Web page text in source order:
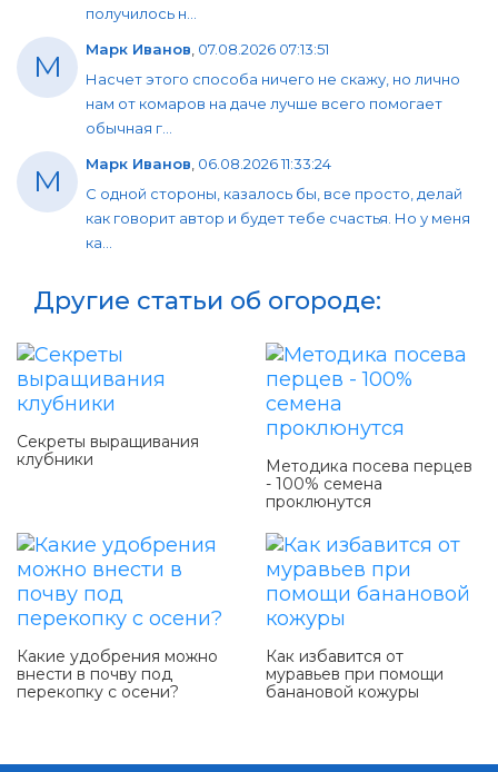
получилось н...
М Марк Иванов 07.08.2026 07:13:51
Насчет этого способа ничего не скажу, но лично
нам от комаров на даче лучше всего помогает
обычная г...
М Марк Иванов 06.08.2026 11:33:24
С одной стороны, казалось бы, все просто, делай
как говорит автор и будет тебе счастья. Но у меня
ка...
Другие статьи об огороде:
Секреты выращивания
клубники
Методика посева перцев
- 100% семена
проклюнутся
Какие удобрения можно
внести в почву под
перекопку с осени?
Как избавится от
муравьев при помощи
банановой кожуры